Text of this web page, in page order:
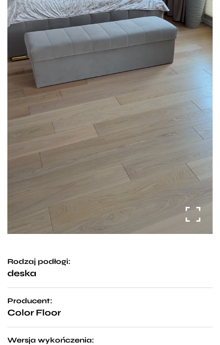
Rodzaj podłogi:
deska
Producent:
Color Floor
Wersja wykończenia: